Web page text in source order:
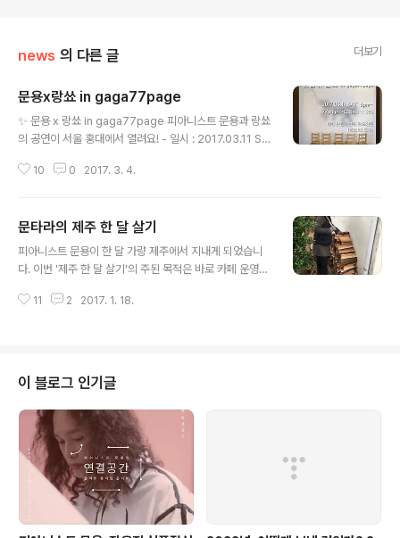
news 의 다른 글 더보기
문용x랑쑈 in gaga77page
✨ 문용 x 랑쑈 in gaga77page 피아니스트 문용과 랑쑈
의 공연이 서울 홍대에서 열려요! - 일시 : 2017.03.11 SA
매>만원 현매>만오천원 (음료1잔 포함) *예매링크 : htt
황리에 공연을 마친 문용x랑쑈 콜라보 공연이, 북카페 77
page에서 다시 열립니다! 두 아티스트와 함께 봄을 맞아
하여요! #두아티스트에대한더이상의설명은생략한다 공연
두 함께 불토를 #피아니스트문용 #문용 #랑쑈 #77page
10 0 2017. 3. 4.
문타라의 제주 한 달 살기
피아니스트 문용이 한 달 가량 제주에서 지내게 되었습니
다. 이번 '제주 한 달 살기'의 주된 목적은 바로 카페 운영과
운영하고 계신 휘형 - 온가족이 해외여행을 떠나기로 했는
데, 부탁을 받은 저는 정작 '갈까말까'가 아닌 '가려면 어떻
게 해야하지?' 부터 고민되더군요 ㅋ 다행히 새로이 맡게된
국민라디오 "사운드오브뮤직 정승조입니다"의 '피아니스
트 문용의 다정한 영화음악' 녹음을 미리 마치고 내려왔습
니다. 녹음방송의 아쉬움을 달래기 위해 1월 18일 (수) 오
전 생방송 중 전화연결이 ..
11 2 2017. 1. 18.
이 블로그 인기글